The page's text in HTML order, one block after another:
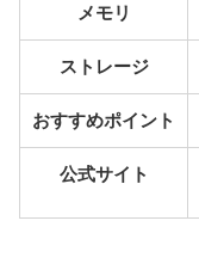
メモリ
ストレージ
おすすめポイント
公式サイト